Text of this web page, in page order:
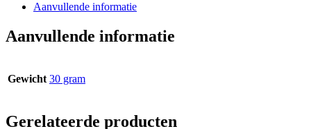
Aanvullende informatie
Aanvullende informatie
Gewicht 30 gram
Gerelateerde producten